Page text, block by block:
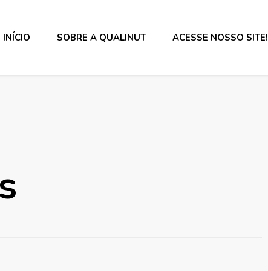
INÍCIO SOBRE A QUALINUT ACESSE NOSSO SITE!